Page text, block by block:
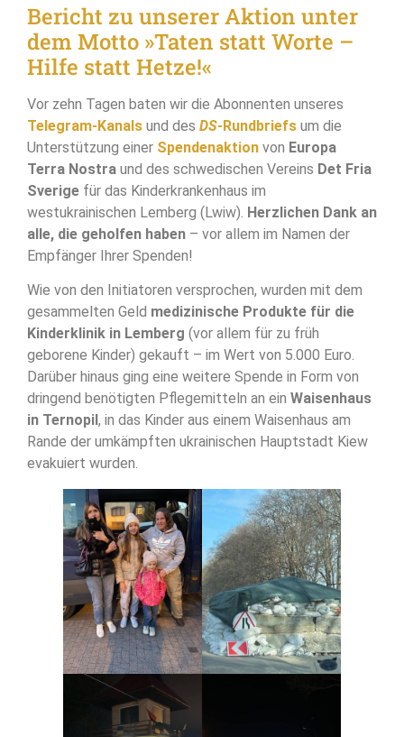
Bericht zu unserer Aktion unter
dem Motto »Taten statt Worte –
Hilfe statt Hetze!«
Vor zehn Tagen baten wir die Abonnenten unseres
Telegram-Kanals und des DS-Rundbriefs um die
Unterstützung einer Spendenaktion von Europa
Terra Nostra und des schwedischen Vereins Det Fria
Sverige für das Kinderkrankenhaus im
westukrainischen Lemberg (Lwiw). Herzlichen Dank an
alle, die geholfen haben – vor allem im Namen der
Empfänger Ihrer Spenden!
Wie von den Initiatoren versprochen, wurden mit dem
gesammelten Geld medizinische Produkte für die
Kinderklinik in Lemberg (vor allem für zu früh
geborene Kinder) gekauft – im Wert von 5.000 Euro.
Darüber hinaus ging eine weitere Spende in Form von
dringend benötigten Pflegemitteln an ein Waisenhaus
in Ternopil , in das Kinder aus einem Waisenhaus am
Rande der umkämpften ukrainischen Hauptstadt Kiew
evakuiert wurden.